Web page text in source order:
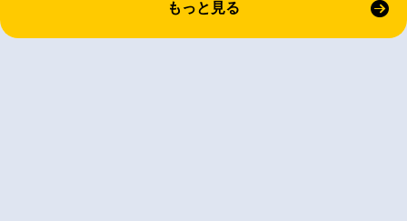
もっと見る